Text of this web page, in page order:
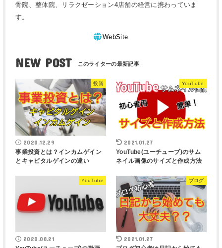
骨院、整体院、リラクゼーション4店舗の経営に携わっていま
す。
WebSite
NEW POST
投資
2020.12.29
事業投資とは？インカムゲイン
とキャピタルゲインの違い
YouTube
2021.01.27
YouTube(ユーチューブ)のサム
ネイル画像のサイズと作成方法
YouTube
2020.08.21
ブログ
2021.01.27